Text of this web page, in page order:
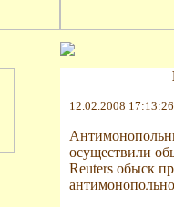
12.02.2008 17:13:26
осуществили
Reuters обыск